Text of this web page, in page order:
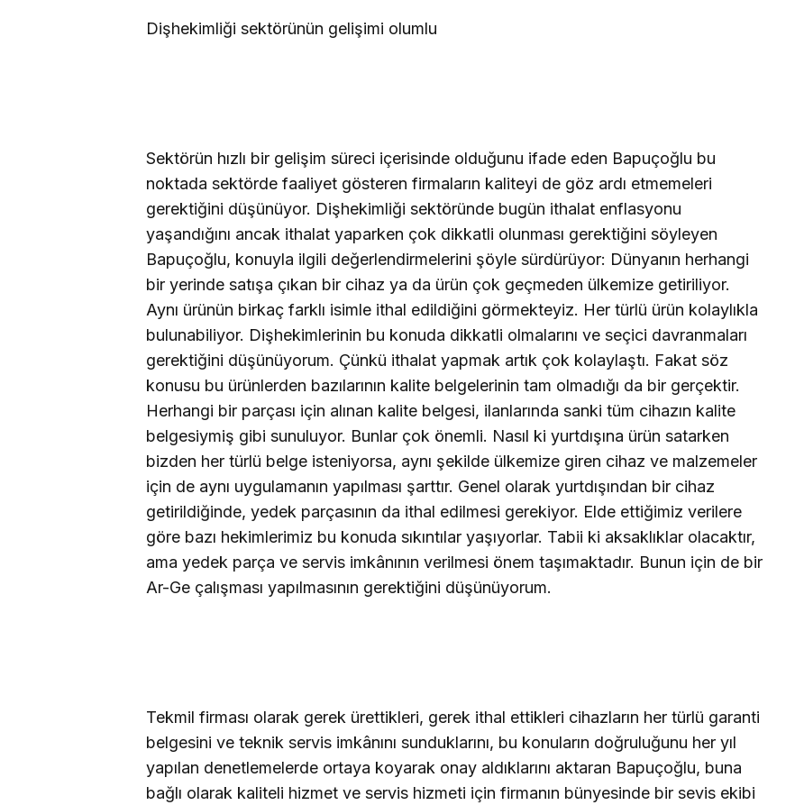
Dişhekimliği sektörünün gelişimi olumlu
Sektörün hızlı bir gelişim süreci içerisinde olduğunu ifade eden Bapuçoğlu bu
noktada sektörde faaliyet gösteren firmaların kaliteyi de göz ardı etmemeleri
gerektiğini düşünüyor. Dişhekimliği sektöründe bugün ithalat enflasyonu
yaşandığını ancak ithalat yaparken çok dikkatli olunması gerektiğini söyleyen
Bapuçoğlu, konuyla ilgili değerlendirmelerini şöyle sürdürüyor: Dünyanın herhangi
bir yerinde satışa çıkan bir cihaz ya da ürün çok geçmeden ülkemize getiriliyor.
Aynı ürünün birkaç farklı isimle ithal edildiğini görmekteyiz. Her türlü ürün kolaylıkla
bulunabiliyor. Dişhekimlerinin bu konuda dikkatli olmalarını ve seçici davranmaları
gerektiğini düşünüyorum. Çünkü ithalat yapmak artık çok kolaylaştı. Fakat söz
konusu bu ürünlerden bazılarının kalite belgelerinin tam olmadığı da bir gerçektir.
Herhangi bir parçası için alınan kalite belgesi, ilanlarında sanki tüm cihazın kalite
belgesiymiş gibi sunuluyor. Bunlar çok önemli. Nasıl ki yurtdışına ürün satarken
bizden her türlü belge isteniyorsa, aynı şekilde ülkemize giren cihaz ve malzemeler
için de aynı uygulamanın yapılması şarttır. Genel olarak yurtdışından bir cihaz
getirildiğinde, yedek parçasının da ithal edilmesi gerekiyor. Elde ettiğimiz verilere
göre bazı hekimlerimiz bu konuda sıkıntılar yaşıyorlar. Tabii ki aksaklıklar olacaktır,
ama yedek parça ve servis imkânının verilmesi önem taşımaktadır. Bunun için de bir
Ar-Ge çalışması yapılmasının gerektiğini düşünüyorum.
Tekmil firması olarak gerek ürettikleri, gerek ithal ettikleri cihazların her türlü garanti
belgesini ve teknik servis imkânını sunduklarını, bu konuların doğruluğunu her yıl
yapılan denetlemelerde ortaya koyarak onay aldıklarını aktaran Bapuçoğlu, buna
bağlı olarak kaliteli hizmet ve servis hizmeti için firmanın bünyesinde bir sevis ekibi